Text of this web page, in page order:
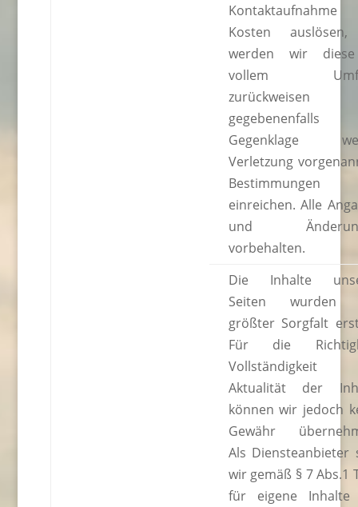
Kontaktaufnahme
Kosten
werden wir
vollem
zurückweisen
gegebenenfalls
Gegenklage
Verletzung
Bestimmungen
einreichen. Alle
und
vorbehalten.
Die Inhalte
Seiten wurden
größter Sorgfalt
Für die
Vollständigkeit
Aktualität der
können wir jedoch
Gewähr
Als Diensteanbieter
wir gemäß § 7 Abs.1
für eigene Inhalte